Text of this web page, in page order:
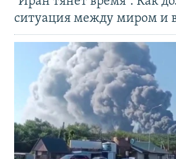
ситуация между миром и